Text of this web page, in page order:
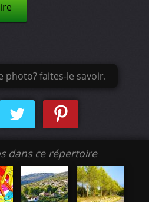
photo? faites-le savoir.
dans ce répertoire